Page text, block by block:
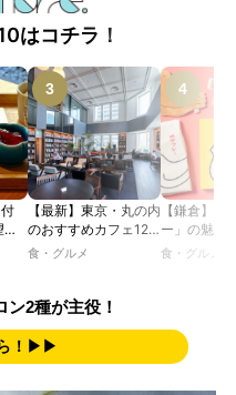
はコチラ！
味
】
【最新】東京・丸の内
のおすすめカフェ12
選｜ひとりでゆったり
るカフェ、優雅なホテ
食・グルメ
【鎌倉】「
ー」の魅力
説！ 定番商
食・グルメ
2種が主役！
！▶▶